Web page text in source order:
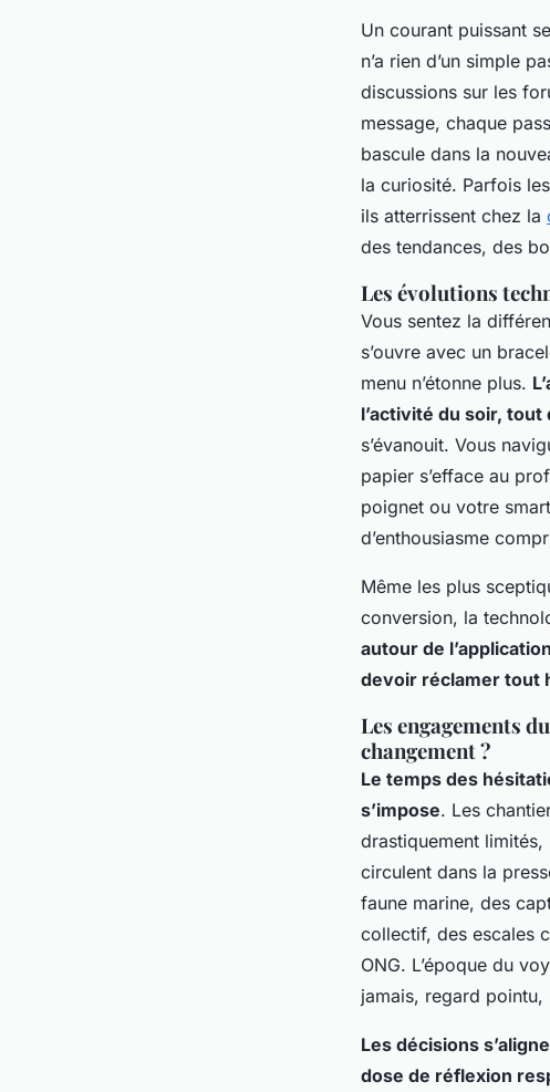
Un courant puissant
n’a rien d’un simple
discussions sur les
message, chaque
bascule dans la
la curiosité. Parfois
ils atterrissent chez la
des tendances, des
Les évolutions
Vous sentez la
s’ouvre avec un
menu n’étonne plus.
l’activité du soir,
s’évanouit. Vous
papier s’efface au
poignet ou votre
d’enthousiasme
Même les plus
conversion, la
autour de
devoir réclamer tout
Les engagements
changement ?
Le temps des
s’impose. Les
drastiquement
circulent dans la
faune marine, des
collectif, des escales
ONG. L’époque du
jamais, regard
Les décisions
dose de réflexion